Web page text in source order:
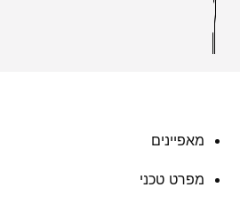
מאפיינים
מפרט טכני